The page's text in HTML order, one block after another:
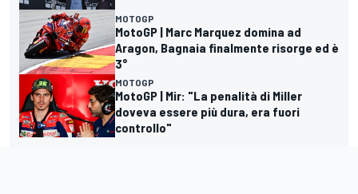
MOTOGP
MotoGP | Marc Marquez domina ad
Aragon, Bagnaia finalmente risorge ed è
3°
MOTOGP
MotoGP | Mir: "La penalità di Miller
doveva essere più dura, era fuori
controllo"